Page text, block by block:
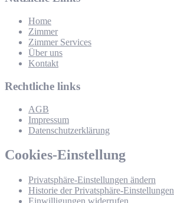
Home
Zimmer
Zimmer Services
Über uns
Kontakt
Rechtliche links
AGB
Impressum
Datenschutzerklärung
Cookies-Einstellung
Privatsphäre-Einstellungen ändern
Historie der Privatsphäre-Einstellungen